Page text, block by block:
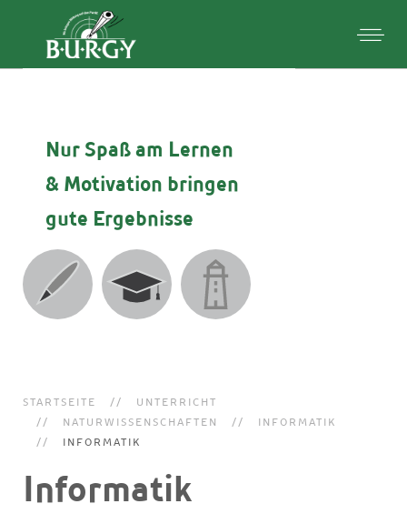
Nur Spaß am Lernen
& Motivation bringen
gute Ergebnisse
STARTSEITE
UNTERRICHT
NATURWISSENSCHAFTEN
INFORMATIK
INFORMATIK
Informatik